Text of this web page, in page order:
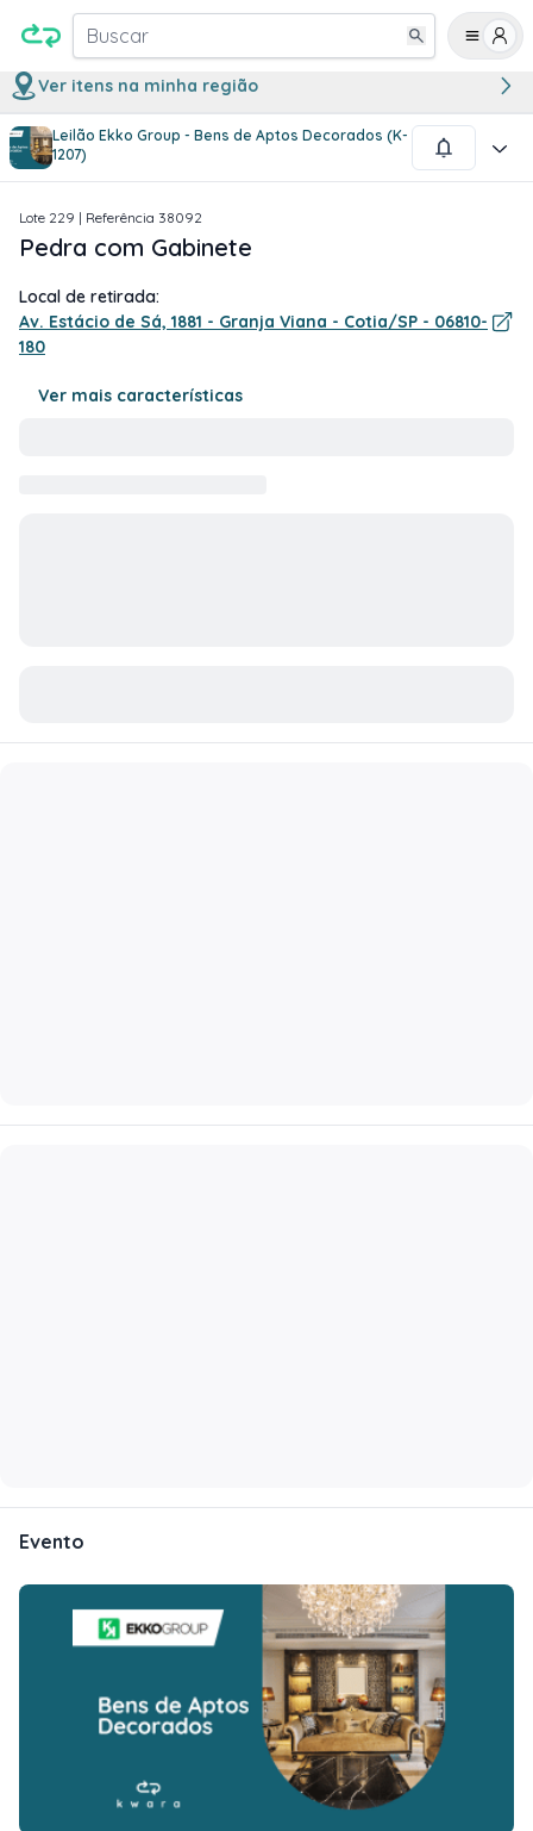
Buscar
Ver itens na minha região
Leilão Ekko Group - Bens de Aptos Decorados (K-
1207)
1/2
Lote 229 | Referência 38092
Pedra com Gabinete
Local de retirada:
Av. Estácio de Sá, 1881 - Granja Viana - Cotia/SP - 06810-
180
Ver mais características
Evento